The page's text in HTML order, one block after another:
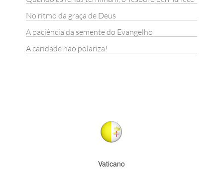
No ritmo da graça de Deus
A paciência da semente do Evangelho
A caridade não polariza!
Vaticano